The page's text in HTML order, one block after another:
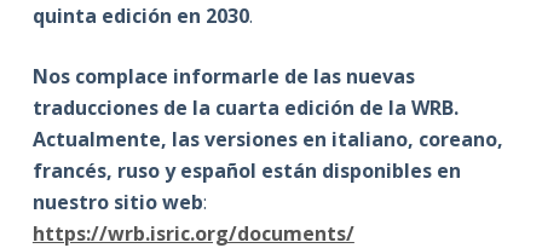
quinta edición en 2030.
Nos complace informarle de las nuevas
traducciones de la cuarta edición de la WRB.
Actualmente, las versiones en italiano, coreano,
francés, ruso y español están disponibles en
nuestro sitio web:
https://wrb.isric.org/documents/